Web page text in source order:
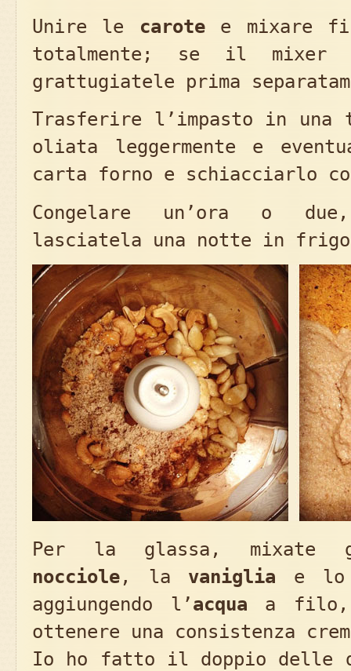
Unire le carotee mixare
totalmente; se il mixer
grattugiatele prima
Trasferire l’impasto in
oliata leggermente e
carta forno e schiacciarlo
Congelare un’ora o
lasciatela una notte in
Per la glassa,
nocciole, la vaniglia e
aggiungendo l’acqua a filo,
ottenere una consistenza
Io ho fatto il doppio delle